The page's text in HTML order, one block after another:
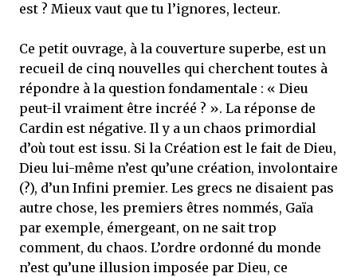
est ? Mieux vaut que tu l’ignores, lecteur.
Ce petit ouvrage, à la couverture superbe, est un
recueil de cinq nouvelles qui cherchent toutes à
répondre à la question fondamentale : « Dieu
peut-il vraiment être incréé ? ». La réponse de
Cardin est négative. Il y a un chaos primordial
d’où tout est issu. Si la Création est le fait de Dieu,
Dieu lui-même n’est qu’une création, involontaire
(?), d’un Infini premier. Les grecs ne disaient pas
autre chose, les premiers êtres nommés, Gaïa
par exemple, émergeant, on ne sait trop
comment, du chaos. L’ordre ordonné du monde
n’est qu’une illusion imposée par Dieu, ce